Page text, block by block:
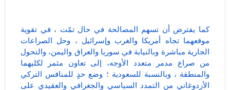
كما يفترض أن تسهم المصالحة في حال تمّت ، في تقوية
موقعهما تجاه أمريكا والغرب وإسرائيل ، وحل الصراعات
الجارية مباشرة وبالنيابة في سوريا والعراق واليمن، والتحول
من صراع مدمر متعدد الأوجه، إلى تعاون مثمر لكليهما
والمنطقة ، وبالنسبة للسعودية ؛ وضع حدٍ للمنافس التركي
الأردوغاني من التمدد السياسي والجغرافي والعقيدي على